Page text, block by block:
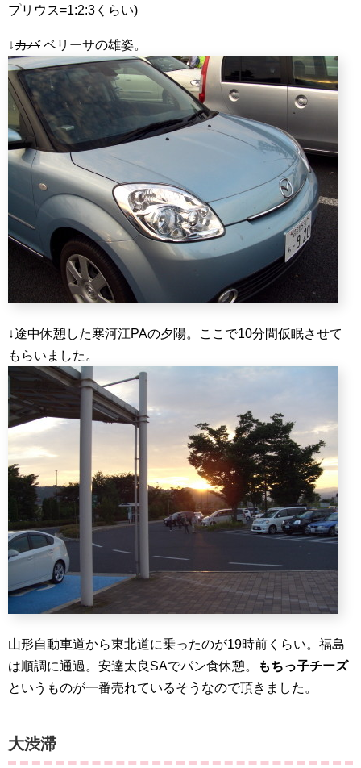
プリウス=1:2:3くらい)
↓カバベリーサの雄姿。
↓途中休憩した寒河江PAの夕陽。ここで10分間仮眠させて
もらいました。
山形自動車道から東北道に乗ったのが19時前くらい。福島
は順調に通過。安達太良SAでパン食休憩。
もちっ子チーズ
というものが一番売れているそうなので頂きました。
大渋滞